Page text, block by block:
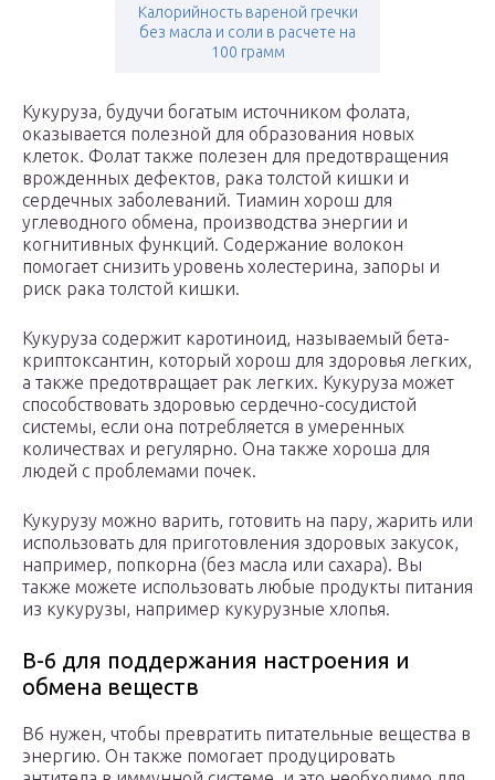
Калорийность вареной гречки
без масла и соли в расчете на
100 грамм
Кукуруза, будучи богатым источником фолата,
оказывается полезной для образования новых
клеток. Фолат также полезен для предотвращения
врожденных дефектов, рака толстой кишки и
сердечных заболеваний. Тиамин хорош для
углеводного обмена, производства энергии и
когнитивных функций. Содержание волокон
помогает снизить уровень холестерина, запоры и
риск рака толстой кишки.
Кукуруза содержит каротиноид, называемый бета-
криптоксантин, который хорош для здоровья легких,
а также предотвращает рак легких. Кукуруза может
способствовать здоровью сердечно-сосудистой
системы, если она потребляется в умеренных
количествах и регулярно. Она также хороша для
людей с проблемами почек.
Кукурузу можно варить, готовить на пару, жарить или
использовать для приготовления здоровых закусок,
например, попкорна (без масла или сахара). Вы
также можете использовать любые продукты питания
из кукурузы, например кукурузные хлопья.
B-6 для поддержания настроения и
обмена веществ
B6 нужен, чтобы превратить питательные вещества в
энергию. Он также помогает продуцировать